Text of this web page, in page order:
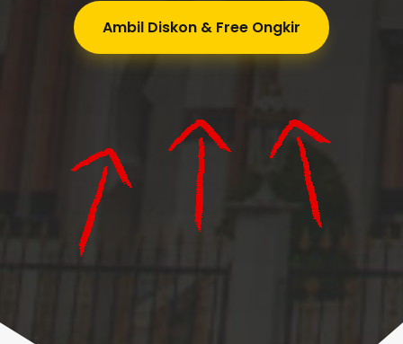
Ambil Diskon & Free Ongkir